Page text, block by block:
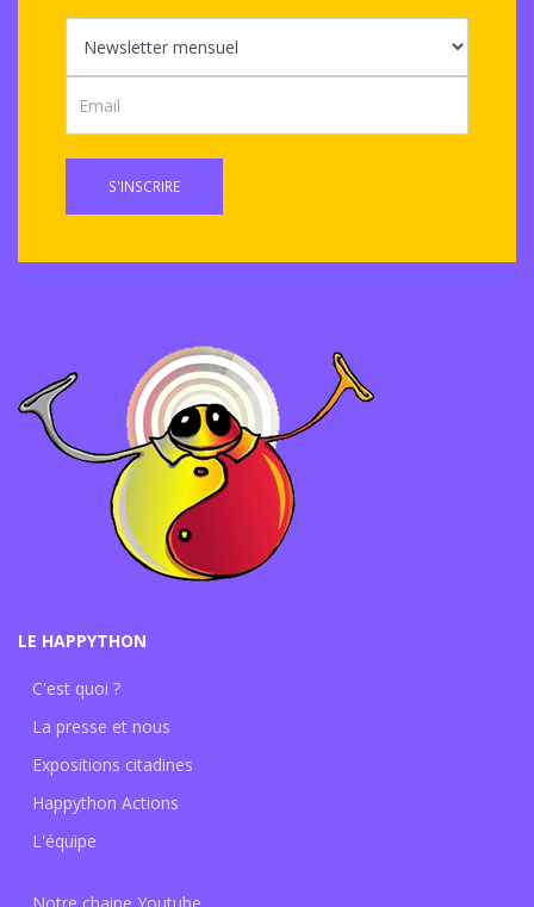
S'INSCRIRE
LE HAPPYTHON
C'est quoi ?
La presse et nous
Expositions citadines
Happython Actions
L'équipe